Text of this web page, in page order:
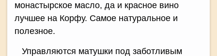
монастырское масло, да и красное вино
лучшее на Корфу. Самое натуральное и
полезное.
Управляются матушки под заботливым